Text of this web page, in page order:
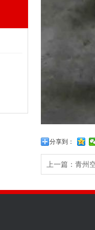
分享到：
上一篇： 青州